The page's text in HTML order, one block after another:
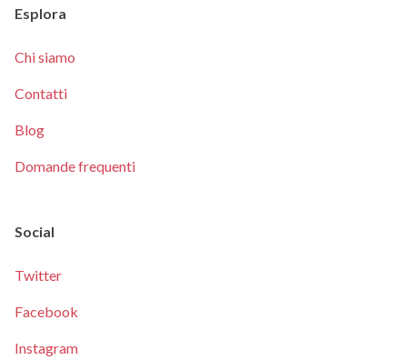
Esplora
Chi siamo
Contatti
Blog
Domande frequenti
Social
Twitter
Facebook
Instagram